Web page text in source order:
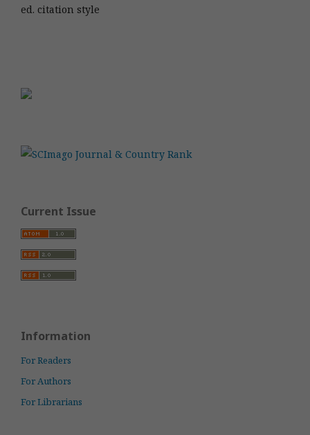
ed. citation style
Current Issue
Information
For Readers
For Authors
For Librarians